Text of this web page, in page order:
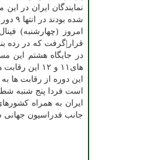
نمایندگان ایران در
شده بودند در انتها ۹ دور رقابت جواز حضور در فینال را پیدا کنند.
امروز (چهارشنبه)
قرار|گرفت که در رده
های۱۱ و ۱۲ این رقابت ها قرار گرفتند. این رقابت که در ۹ دور مورد پیگیری قرار|گرفت با قهرمانی شطرنج بازی از چین به پایان رسید.
این دوره از رقابت ها
است فردا پنج شنبه
ایران به همراه
جانب فدراسیون جهانی